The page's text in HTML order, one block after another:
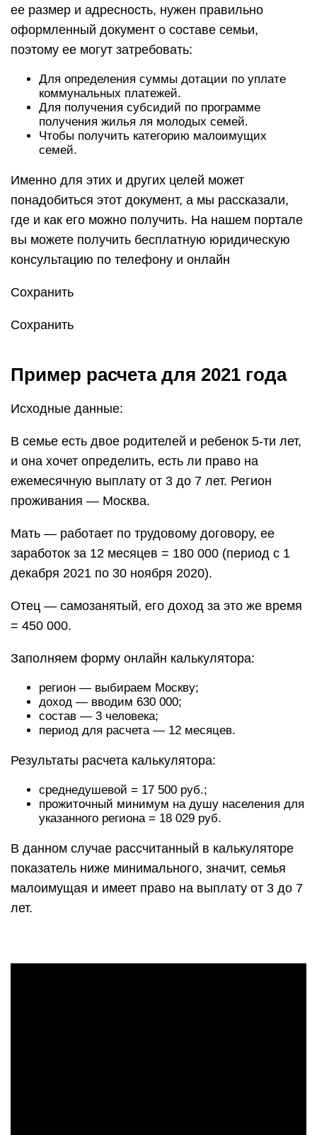
ее размер и адресность, нужен правильно
оформленный документ о составе семьи,
поэтому ее могут затребовать:
Для определения суммы дотации по уплате
коммунальных платежей.
Для получения субсидий по программе
получения жилья ля молодых семей.
Чтобы получить категорию малоимущих
семей.
Именно для этих и других целей может
понадобиться этот документ, а мы рассказали,
где и как его можно получить. На нашем портале
вы можете получить бесплатную юридическую
консультацию по телефону и онлайн
Сохранить
Сохранить
Пример расчета для 2021 года
Исходные данные:
В семье есть двое родителей и ребенок 5-ти лет,
и она хочет определить, есть ли право на
ежемесячную выплату от 3 до 7 лет. Регион
проживания — Москва.
Мать — работает по трудовому договору, ее
заработок за 12 месяцев = 180 000 (период с 1
декабря 2021 по 30 ноября 2020).
Отец — самозанятый, его доход за это же время
= 450 000.
Заполняем форму онлайн калькулятора:
регион — выбираем Москву;
доход — вводим 630 000;
состав — 3 человека;
период для расчета — 12 месяцев.
Результаты расчета калькулятора:
среднедушевой = 17 500 руб.;
прожиточный минимум на душу населения для
указанного региона = 18 029 руб.
В данном случае рассчитанный в калькуляторе
показатель ниже минимального, значит, семья
малоимущая и имеет право на выплату от 3 до 7
лет.